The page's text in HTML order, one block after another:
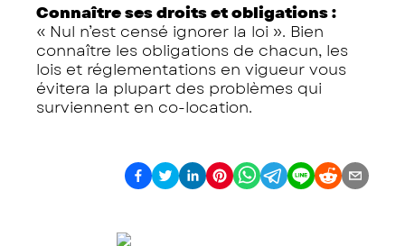
Connaître ses droits et obligations :
« Nul n’est censé ignorer la loi ». Bien
connaître les obligations de chacun, les
lois et réglementations en vigueur vous
évitera la plupart des problèmes qui
surviennent en co-location.